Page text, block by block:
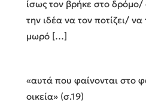
ίσως τον βρήκε στο δρόμο/
την ιδέα να τον ποτίζει/ να
μωρό […]
«αυτά που φαίνονται στο
οικεία» (σ.19)